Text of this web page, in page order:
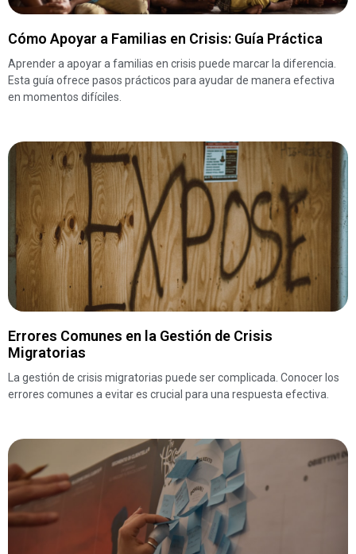
Cómo Apoyar a Familias en Crisis: Guía Práctica
Aprender a apoyar a familias en crisis puede marcar la diferencia.
Esta guía ofrece pasos prácticos para ayudar de manera efectiva
en momentos difíciles.
Errores Comunes en la Gestión de Crisis
Migratorias
La gestión de crisis migratorias puede ser complicada. Conocer los
errores comunes a evitar es crucial para una respuesta efectiva.